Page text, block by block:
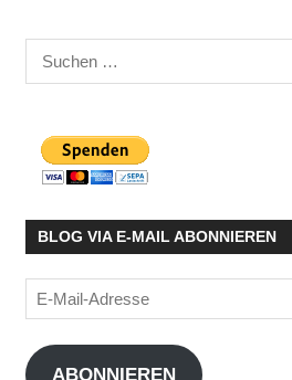
Suchen
nach:
BLOG VIA E-MAIL ABONNIEREN
E-
Mail-
Adresse
ABONNIEREN